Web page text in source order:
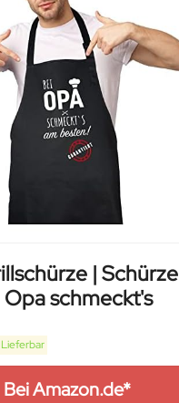
| Schürze
Opa schmeckt's
Lieferbar
Bei Amazon.de*